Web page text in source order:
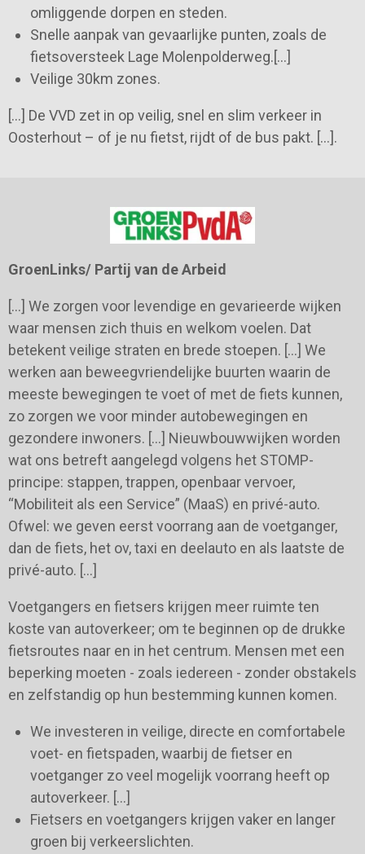
omliggende dorpen en steden.
Snelle aanpak van gevaarlijke punten, zoals de
fietsoversteek Lage Molenpolderweg.[…]
Veilige 30km zones.
[…] De VVD zet in op veilig, snel en slim verkeer in
Oosterhout – of je nu fietst, rijdt of de bus pakt. […].
GroenLinks/ Partij van de Arbeid
[…] We zorgen voor levendige en gevarieerde wijken
waar mensen zich thuis en welkom voelen. Dat
betekent veilige straten en brede stoepen. […] We
werken aan beweegvriendelijke buurten waarin de
meeste bewegingen te voet of met de fiets kunnen,
zo zorgen we voor minder autobewegingen en
gezondere inwoners. […] Nieuwbouwwijken worden
wat ons betreft aangelegd volgens het STOMP-
principe: stappen, trappen, openbaar vervoer,
“Mobiliteit als een Service” (MaaS) en privé-auto.
Ofwel: we geven eerst voorrang aan de voetganger,
dan de fiets, het ov, taxi en deelauto en als laatste de
privé-auto. […]
Voetgangers en fietsers krijgen meer ruimte ten
koste van autoverkeer; om te beginnen op de drukke
fietsroutes naar en in het centrum. Mensen met een
beperking moeten - zoals iedereen - zonder obstakels
en zelfstandig op hun bestemming kunnen komen.
We investeren in veilige, directe en comfortabele
voet- en fietspaden, waarbij de fietser en
voetganger zo veel mogelijk voorrang heeft op
autoverkeer. […]
Fietsers en voetgangers krijgen vaker en langer
groen bij verkeerslichten.